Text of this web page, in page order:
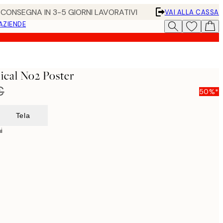
IN 3-5 GIORNI LAVORATIVI
VAI ALLA CASSA
No2 Poster
50%*
Tela